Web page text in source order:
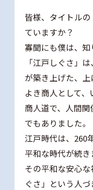
皆様、タイトル
ていますか？
寡聞にも僕は、知
「江戸しぐさ」
が築き上げた、上
よき商人として
商人道で、人間
でもありました。
江戸時代は、260
平和な時代が続き
その平和な安心
ぐさ」という人づ